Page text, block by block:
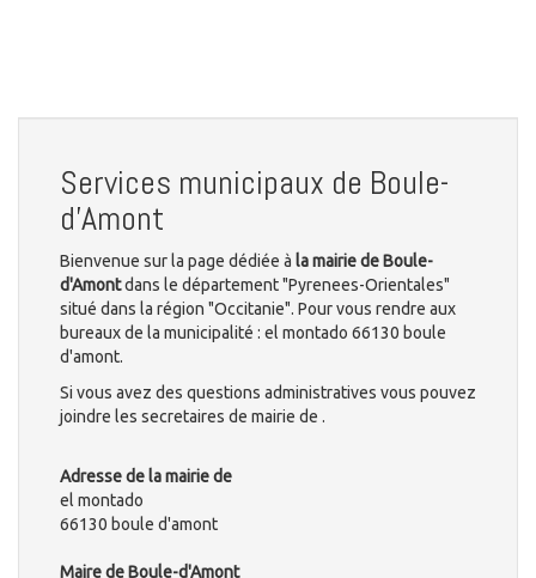
Services municipaux de Boule-
d'Amont
Bienvenue sur la page dédiée à la mairie de Boule-
d'Amontdans le département "Pyrenees-Orientales"
situé dans la région "Occitanie". Pour vous rendre aux
bureaux de la municipalité : el montado 66130 boule
d'amont.
Si vous avez des questions administratives vous pouvez
joindre les secretaires de mairie de .
Adresse de la mairie de
el montado
66130 boule d'amont
Maire de Boule-d'Amont